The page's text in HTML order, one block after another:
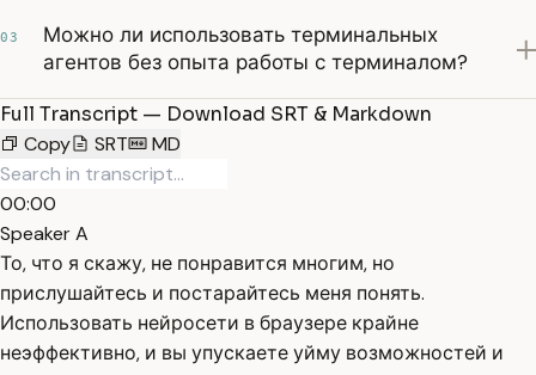
03
Можно ли использовать терминальных
агентов без опыта работы с терминалом?
Full Transcript — Download SRT & Markdown
Copy
SRT MD
00:00
Speaker A
То, что я скажу, не понравится многим, но
прислушайтесь и постарайтесь меня понять.
Использовать нейросети в браузере крайне
неэффективно, и вы упускаете уйму возможностей и